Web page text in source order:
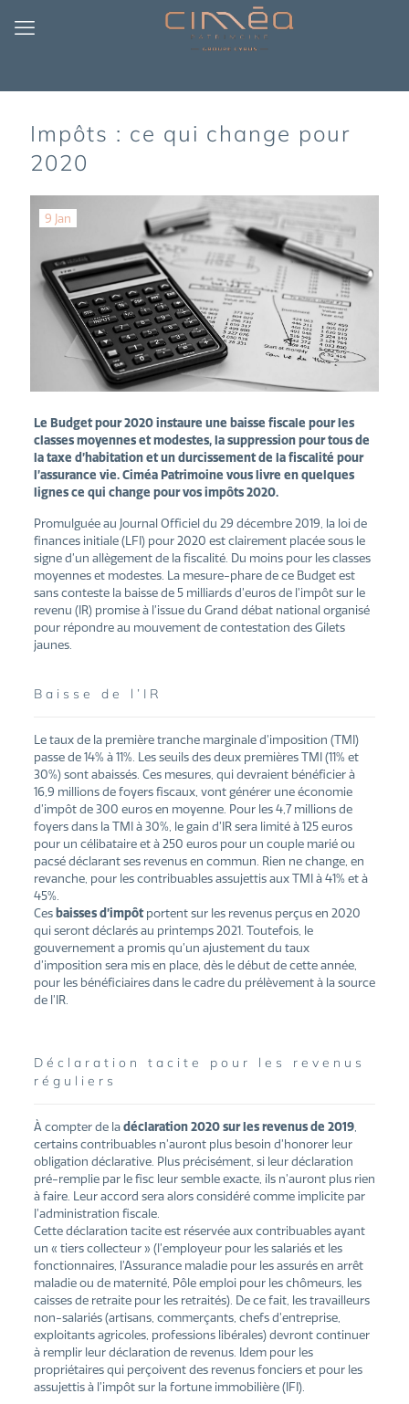
Impôts : ce qui change pour
2020
9 Jan
Le Budget pour 2020 instaure une baisse fiscale pour les
classes moyennes et modestes, la suppression pour tous de
la taxe d’habitation et un durcissement de la fiscalité pour
l’assurance vie. Ciméa Patrimoine vous livre en quelques
lignes ce qui change pour vos impôts 2020.
Promulguée au Journal Officiel du 29 décembre 2019, la loi de
finances initiale (LFI) pour 2020 est clairement placée sous le
signe d’un allègement de la fiscalité. Du moins pour les classes
moyennes et modestes. La mesure-phare de ce Budget est
sans conteste la baisse de 5 milliards d’euros de l’impôt sur le
revenu (IR) promise à l’issue du Grand débat national organisé
pour répondre au mouvement de contestation des Gilets
jaunes.
Baisse de l’IR
Le taux de la première tranche marginale d’imposition (TMI)
passe de 14% à 11%. Les seuils des deux premières TMI (11% et
30%) sont abaissés. Ces mesures, qui devraient bénéficier à
16,9 millions de foyers fiscaux, vont générer une économie
d’impôt de 300 euros en moyenne. Pour les 4,7 millions de
foyers dans la TMI à 30%, le gain d’IR sera limité à 125 euros
pour un célibataire et à 250 euros pour un couple marié ou
pacsé déclarant ses revenus en commun. Rien ne change, en
revanche, pour les contribuables assujettis aux TMI à 41% et à
45%.
Ces baisses d’impôtportent sur les revenus perçus en 2020
qui seront déclarés au printemps 2021. Toutefois, le
gouvernement a promis qu’un ajustement du taux
d’imposition sera mis en place, dès le début de cette année,
pour les bénéficiaires dans le cadre du prélèvement à la source
de l’IR.
Déclaration tacite pour les revenus
réguliers
À compter de ladéclaration 2020 sur les revenus de 2019,
certains contribuables n’auront plus besoin d’honorer leur
obligation déclarative. Plus précisément, si leur déclaration
pré-remplie par le fisc leur semble exacte, ils n’auront plus rien
à faire. Leur accord sera alors considéré comme implicite par
l’administration fiscale.
Cette déclaration tacite est réservée aux contribuables ayant
un « tiers collecteur » (l’employeur pour les salariés et les
fonctionnaires, l’Assurance maladie pour les assurés en arrêt
maladie ou de maternité, Pôle emploi pour les chômeurs, les
caisses de retraite pour les retraités). De ce fait, les travailleurs
non-salariés (artisans, commerçants, chefs d’entreprise,
exploitants agricoles, professions libérales) devront continuer
à remplir leur déclaration de revenus. Idem pour les
propriétaires qui perçoivent des revenus fonciers et pour les
assujettis à l’impôt sur la fortune immobilière (IFI).